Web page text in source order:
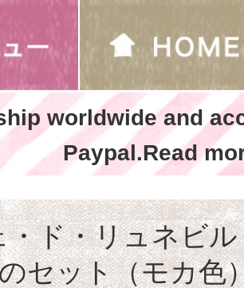
worldwide and
Paypal.Read
・ド・リュネビ
セット（モカ色